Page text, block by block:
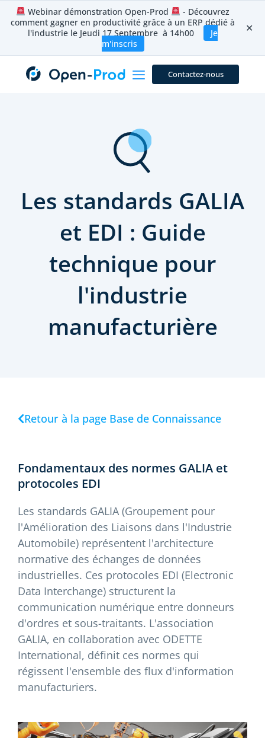
Webinar démonstration Open-Prod
- Découvrez
comment gagner en productivité grâce à un ERP dédié à
l'industrie le Jeudi 17 Septembre à 14h00
Je
m'inscris
✕
Aller
contenu
Contactez-nous
Les standards GALIA
et EDI : Guide
technique pour
l'industrie
manufacturière
Retour à la page Base de Connaissance
Fondamentaux des normes GALIA et
protocoles EDI
Les standards GALIA (Groupement pour
l'Amélioration des Liaisons dans l'Industrie
Automobile) représentent l'architecture
normative des échanges de données
industrielles. Ces protocoles EDI (Electronic
Data Interchange) structurent la
communication numérique entre donneurs
d'ordres et sous-traitants. L'association
GALIA, en collaboration avec ODETTE
International, définit ces normes qui
régissent l'ensemble des flux d'information
manufacturiers.